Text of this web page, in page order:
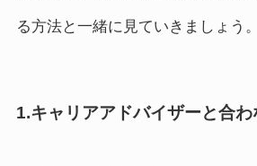
る方法と一緒に見ていきましょう。
1.キャリアアドバイザーと合わ